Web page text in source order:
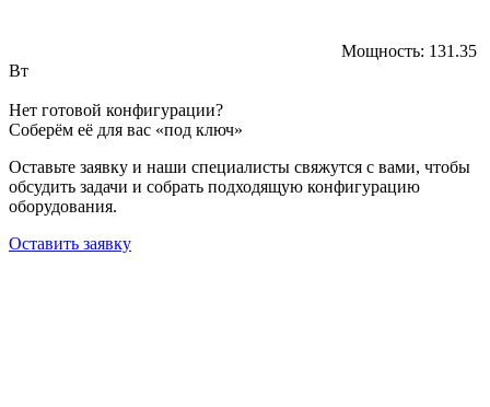
Мощность: 131.35
Вт
Нет готовой конфигурации?
Соберём её для вас «под ключ»
Оставьте заявку и наши специалисты свяжутся с вами, чтобы
обсудить задачи и собрать подходящую конфигурацию
оборудования.
Оставить заявку